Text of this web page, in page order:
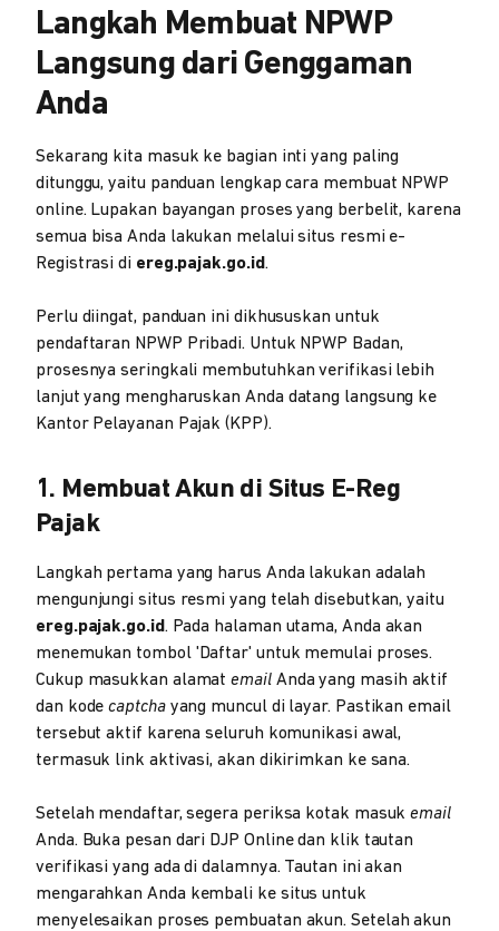
Langkah Membuat NPWP
Langsung dari Genggaman
Anda
Sekarang kita masuk ke bagian inti yang paling
ditunggu, yaitu panduan lengkap cara membuat NPWP
online. Lupakan bayangan proses yang berbelit, karena
semua bisa Anda lakukan melalui situs resmi e-
Registrasi di ereg.pajak.go.id.
Perlu diingat, panduan ini dikhususkan untuk
pendaftaran NPWP Pribadi. Untuk NPWP Badan,
prosesnya seringkali membutuhkan verifikasi lebih
lanjut yang mengharuskan Anda datang langsung ke
Kantor Pelayanan Pajak (KPP).
1. Membuat Akun di Situs E-Reg
Pajak
Langkah pertama yang harus Anda lakukan adalah
mengunjungi situs resmi yang telah disebutkan, yaitu
ereg.pajak.go.id. Pada halaman utama, Anda akan
menemukan tombol 'Daftar' untuk memulai proses.
Cukup masukkan alamatemail Anda yang masih aktif
dan kodecaptcha yang muncul di layar. Pastikan email
tersebut aktif karena seluruh komunikasi awal,
termasuk link aktivasi, akan dikirimkan ke sana.
Setelah mendaftar, segera periksa kotak masukemail
Anda. Buka pesan dari DJP Online dan klik tautan
verifikasi yang ada di dalamnya. Tautan ini akan
mengarahkan Anda kembali ke situs untuk
menyelesaikan proses pembuatan akun. Setelah akun